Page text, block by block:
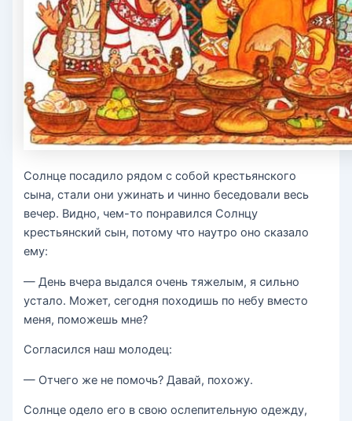
Солнце посадило рядом с собой крестьянского
сына, стали они ужинать и чинно беседовали весь
вечер. Видно, чем-то понравился Солнцу
крестьянский сын, потому что наутро оно сказало
ему:
— День вчера выдался очень тяжелым, я сильно
устало. Может, сегодня походишь по небу вместо
меня, поможешь мне?
Согласился наш молодец:
— Отчего же не помочь? Давай, похожу.
Солнце одело его в свою ослепительную одежду,